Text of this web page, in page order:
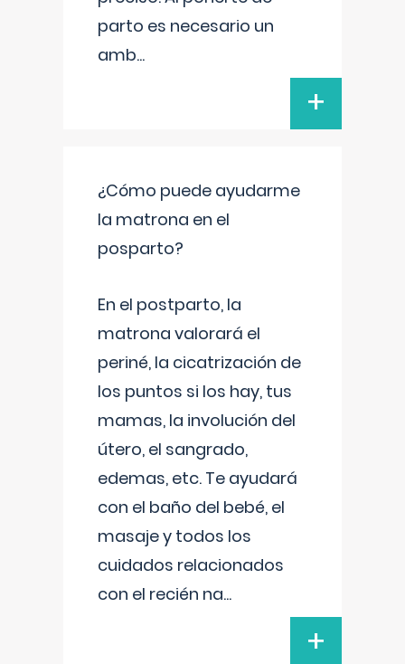
parto es necesario un
amb...
+
¿Cómo puede ayudarme
la matrona en el
posparto?
En el postparto, la
matrona valorará el
periné, la cicatrización de
los puntos si los hay, tus
mamas, la involución del
útero, el sangrado,
edemas, etc. Te ayudará
con el baño del bebé, el
masaje y todos los
cuidados relacionados
con el recién na...
+